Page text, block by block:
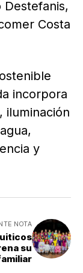
Destefanis,
Costa
incorpora
iluminación
y
NOTA
su